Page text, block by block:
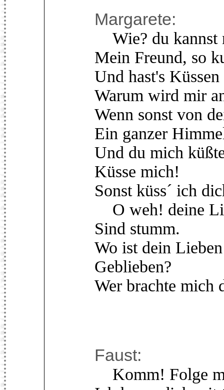
Margarete:
Wie? du kannst
Mein Freund, so
Und hast's
Warum wird mir
Wenn sonst von
Ein ganzer
Und du mich
Küsse mich!
Sonst küss´ ich
O weh! deine
Sind stumm.
Wo ist dein Lieben
Geblieben?
Wer brachte mich
Faust:
Komm! Folge